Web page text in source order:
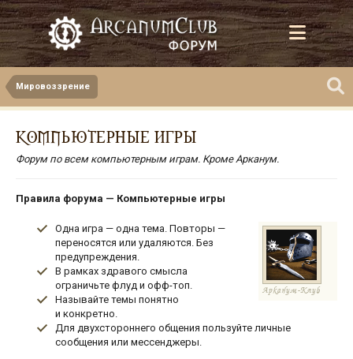
Мировоззрение
КОМПЬЮТЕРНЫЕ ИГРЫ
Форум по всем компьютерным играм. Кроме Арканум.
Правила форума — Компьютерные игры
Одна игра — одна тема. Повторы —
переносятся или удаляются. Без
предупреждения.
В рамках здравого смысла
ограничьте флуд и офф-топ.
Называйте темы понятно
и конкретно.
Для двухстороннего общения пользуйте личные
сообщения или мессенджеры.